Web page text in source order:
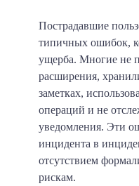
Пострадавшие
типичных ошибок,
ущерба. Многие не
расширения,
заметках,
операций и не
уведомления. Эти
инцидента в
отсутствием
рискам.